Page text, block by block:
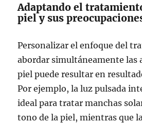
Adaptando el
piel y sus
Personalizar el enfoque del
abordar simultáneamente las
piel puede resultar en
Por ejemplo, la luz pulsada
ideal para tratar manchas
tono de la piel, mientras que